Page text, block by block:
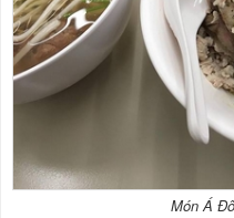
Món Á